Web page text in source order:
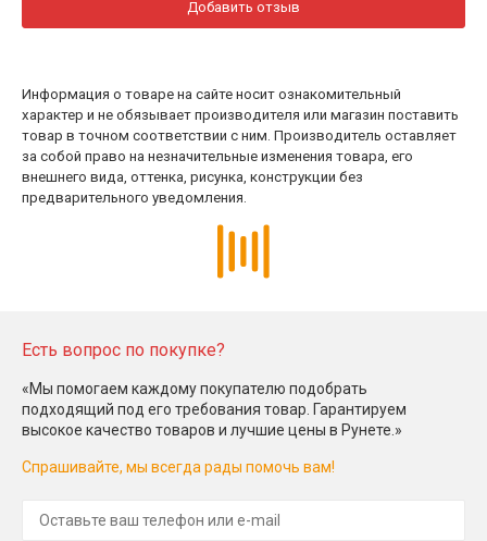
Добавить отзыв
Информация о товаре на сайте носит ознакомительный
характер и не обязывает производителя или магазин поставить
товар в точном соответствии с ним. Производитель оставляет
за собой право на незначительные изменения товара, его
внешнего вида, оттенка, рисунка, конструкции без
предварительного уведомления.
Есть вопрос по покупке?
«Мы помогаем каждому покупателю подобрать
подходящий под его требования товар. Гарантируем
высокое качество товаров и лучшие цены в Рунете.»
Спрашивайте, мы всегда рады помочь вам!